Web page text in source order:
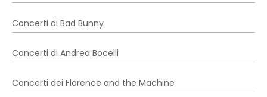
Concerti di Bad Bunny
Concerti di Andrea Bocelli
Concerti dei Florence and the Machine